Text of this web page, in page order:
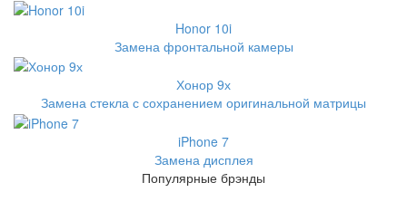
Honor 10i
Замена фронтальной камеры
Хонор 9х
Замена стекла с сохранением оригинальной матрицы
iPhone 7
Замена дисплея
Популярные брэнды